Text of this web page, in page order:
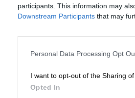
participants. This information may
Downstream Participants that may
Personal Data Processing Opt
I want to opt-out of the Sharing
Opted In